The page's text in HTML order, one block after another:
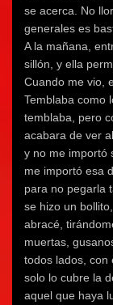
se acerca. No
generales es
A la mañana,
sillón, y ella
Cuando me vio,
Temblaba como
temblaba, pero
acabara de ver
y no me importó
me importó esa
para no pegarla
se hizo un
abracé,
muertas,
todos lados, con
solo lo cubre la
aquel que haya